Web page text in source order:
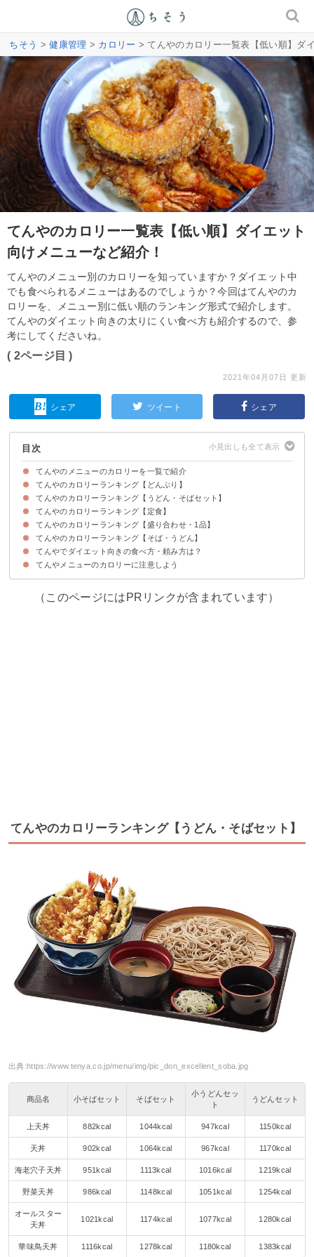
ちそう >健康管理 > カロリー > てんやのカロリー一覧表【低い順】ダ
てんやのカロリー一覧表【低い順】ダイエット
向けメニューなど紹介！
てんやのメニュー別のカロリーを知っていますか？ダイエット中
でも食べられるメニューはあるのでしょうか？今回はてんやのカ
ロリーを、メニュー別に低い順のランキング形式で紹介します。
てんやのダイエット向きの太りにくい食べ方も紹介するので、参
考にしてくださいね。
( 2ページ目 )
2021年04月07日 更新
シェア ツイート シェア
目次
てんやのメニューのカロリーを一覧で紹介
てんやのカロリーランキング【どんぶり】
上天丼（715kcal/650円)
野菜天丼（819kcal/560円)
華味鳥天丼（948kcal/690円)
てんやのカロリーランキング【うどん・そばセット】
上天丼そばセット(1044kcal/1000円)
野菜天丼そばセット(1148kcal/910円)
オールスター天丼そばセット(1174kcal/1100円)
てんやのカロリーランキング【定食】
上天ぷら定食(734kcal/840円)
野菜天ぷら定食(838kcal/750円)
天ぷら定食(754kcal/690円)
てんやのカロリーランキング【盛り合わせ・1品】
いか（71kcal/100円）
いんげん(29kcal/70円)
野菜天盛り合わせ(411kcal/440円)
てんやのカロリーランキング【そば・うどん】
小うどん（232kcal/250円）
小そば(167kcal/250円)
てんやでダイエット向きの食べ方・頼み方は？
①ご飯を冷奴に変更する
②麺・ご飯を大盛にしない
③麺類をよく噛むよう意識する
てんやメニューのカロリーに注意しよう
（このページにはPRリンクが含まれています）
てんやのカロリーランキング【うどん・そばセット】
出典:https://www.tenya.co.jp/menu/img/pic_don_excellent_soba.jpg
商品名 小そばセット そばセット
小うどんセッ
ト
うどんセット
上天丼 882kcal 1044kcal 947kcal 1150kcal
天丼 902kcal 1064kcal 967kcal 1170kcal
海老穴子天丼 951kcal 1113kcal 1016kcal 1219kcal
野菜天丼 986kcal 1148kcal 1051kcal 1254kcal
オールスター
天丼
1021kcal 1174kcal 1077kcal 1280kcal
華味鳥天丼 1116kcal 1278kcal 1180kcal 1383kcal